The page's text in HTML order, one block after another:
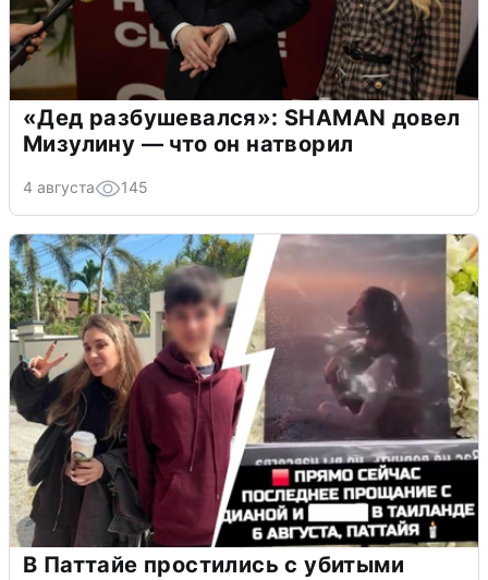
«Дед разбушевался»: SHAMAN довел
Мизулину — что он натворил
4 августа 145
В Паттайе простились с убитыми